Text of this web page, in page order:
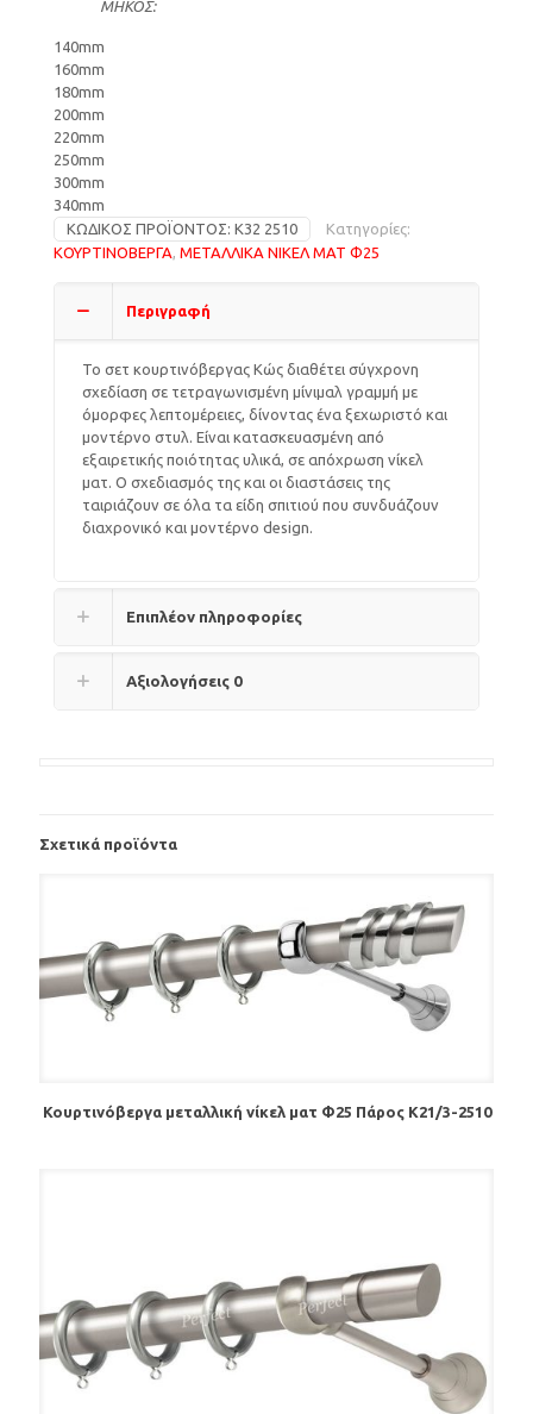
ΜΗΚΟΣ:
140mm
160mm
180mm
200mm
220mm
250mm
300mm
340mm
ΚΩΔΙΚΌΣ ΠΡΟΪΌΝΤΟΣ: Κ32 2510
Κατηγορίες:
ΚΟΥΡΤΙΝΟΒΕΡΓΑ, ΜΕΤΑΛΛΙΚΑ ΝΙΚΕΛ ΜΑΤ Φ25
Περιγραφή
Το σετ κουρτινόβεργας Κώς διαθέτει σύγχρονη
σχεδίαση σε τετραγωνισμένη μίνιμαλ γραμμή με
όμορφες λεπτομέρειες, δίνοντας ένα ξεχωριστό και
μοντέρνο στυλ. Είναι κατασκευασμένη από
εξαιρετικής ποιότητας υλικά, σε απόχρωση νίκελ
ματ. Ο σχεδιασμός της και οι διαστάσεις της
ταιριάζουν σε όλα τα είδη σπιτιού που συνδυάζουν
διαχρονικό και μοντέρνο design.
Επιπλέον πληροφορίες
Αξιολογήσεις 0
Σχετικά προϊόντα
Κουρτινόβεργα μεταλλική νίκελ ματ Φ25 Πάρος K21/3-2510